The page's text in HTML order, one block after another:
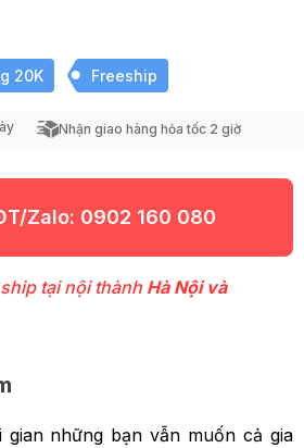
20K Freeship
Nhận giao hàng hỏa tốc 2 giờ
Zalo: 0902 160 080
tại nội thành Hà Nội và
gian những bạn vẫn muốn cả gia